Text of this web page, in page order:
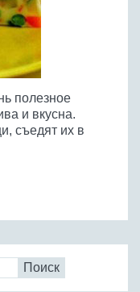
полезное
и вкусна.
съедят их в
Поиск